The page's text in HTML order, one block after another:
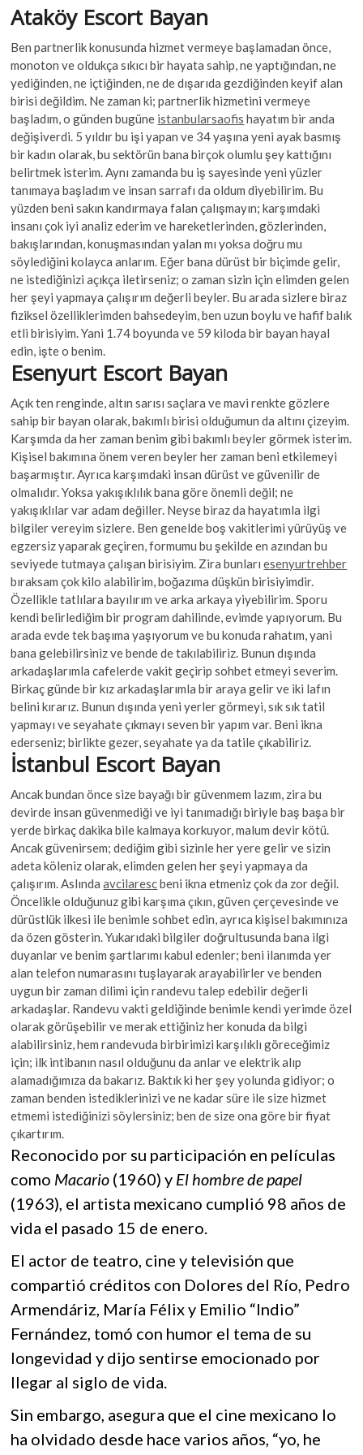
b
o
o
k
er s
A
p
p
Ataköy Escort Bayan
Ben partnerlik konusunda hizmet vermeye başlamadan önce,
monoton ve oldukça sıkıcı bir hayata sahip, ne yaptığından, ne
yediğinden, ne içtiğinden, ne de dışarıda gezdiğinden keyif alan
birisi değildim. Ne zaman ki; partnerlik hizmetini vermeye
başladım, o günden bugüne istanbularsaofis hayatım bir anda
değişiverdi. 5 yıldır bu işi yapan ve 34 yaşına yeni ayak basmış
bir kadın olarak, bu sektörün bana birçok olumlu şey kattığını
belirtmek isterim. Aynı zamanda bu iş sayesinde yeni yüzler
tanımaya başladım ve insan sarrafı da oldum diyebilirim. Bu
yüzden beni sakın kandırmaya falan çalışmayın; karşımdaki
insanı çok iyi analiz ederim ve hareketlerinden, gözlerinden,
bakışlarından, konuşmasından yalan mı yoksa doğru mu
söylediğini kolayca anlarım. Eğer bana dürüst bir biçimde gelir,
ne istediğinizi açıkça iletirseniz; o zaman sizin için elimden gelen
her şeyi yapmaya çalışırım değerli beyler. Bu arada sizlere biraz
fiziksel özelliklerimden bahsedeyim, ben uzun boylu ve hafif balık
etli birisiyim. Yani 1.74 boyunda ve 59 kiloda bir bayan hayal
edin, işte o benim.
Esenyurt Escort Bayan
Açık ten renginde, altın sarısı saçlara ve mavi renkte gözlere
sahip bir bayan olarak, bakımlı birisi olduğumun da altını çizeyim.
Karşımda da her zaman benim gibi bakımlı beyler görmek isterim.
Kişisel bakımına önem veren beyler her zaman beni etkilemeyi
başarmıştır. Ayrıca karşımdaki insan dürüst ve güvenilir de
olmalıdır. Yoksa yakışıklılık bana göre önemli değil; ne
yakışıklılar var adam değiller. Neyse biraz da hayatımla ilgi
bilgiler vereyim sizlere. Ben genelde boş vakitlerimi yürüyüş ve
egzersiz yaparak geçiren, formumu bu şekilde en azından bu
seviyede tutmaya çalışan birisiyim. Zira bunlarıesenyurtrehber
bıraksam çok kilo alabilirim, boğazıma düşkün birisiyimdir.
Özellikle tatlılara bayılırım ve arka arkaya yiyebilirim. Sporu
kendi belirlediğim bir program dahilinde, evimde yapıyorum. Bu
arada evde tek başıma yaşıyorum ve bu konuda rahatım, yani
bana gelebilirsiniz ve bende de takılabiliriz. Bunun dışında
arkadaşlarımla cafelerde vakit geçirip sohbet etmeyi severim.
Birkaç günde bir kız arkadaşlarımla bir araya gelir ve iki lafın
belini kırarız. Bunun dışında yeni yerler görmeyi, sık sık tatil
yapmayı ve seyahate çıkmayı seven bir yapım var. Beni ikna
ederseniz; birlikte gezer, seyahate ya da tatile çıkabiliriz.
İstanbul Escort Bayan
Ancak bundan önce size bayağı bir güvenmem lazım, zira bu
devirde insan güvenmediği ve iyi tanımadığı biriyle baş başa bir
yerde birkaç dakika bile kalmaya korkuyor, malum devir kötü.
Ancak güvenirsem; dediğim gibi sizinle her yere gelir ve sizin
adeta köleniz olarak, elimden gelen her şeyi yapmaya da
çalışırım. Aslındaavcilarescbeni ikna etmeniz çok da zor değil.
Öncelikle olduğunuz gibi karşıma çıkın, güven çerçevesinde ve
dürüstlük ilkesi ile benimle sohbet edin, ayrıca kişisel bakımınıza
da özen gösterin. Yukarıdaki bilgiler doğrultusunda bana ilgi
duyanlar ve benim şartlarımı kabul edenler; beni ilanımda yer
alan telefon numarasını tuşlayarak arayabilirler ve benden
uygun bir zaman dilimi için randevu talep edebilir değerli
arkadaşlar. Randevu vakti geldiğinde benimle kendi yerimde özel
olarak görüşebilir ve merak ettiğiniz her konuda da bilgi
alabilirsiniz, hem randevuda birbirimizi karşılıklı göreceğimiz
için; ilk intibanın nasıl olduğunu da anlar ve elektrik alıp
alamadığımıza da bakarız. Baktık ki her şey yolunda gidiyor; o
zaman benden istediklerinizi ve ne kadar süre ile size hizmet
etmemi istediğinizi söylersiniz; ben de size ona göre bir fiyat
çıkartırım.
Reconocido por su participación en películas
como Macario (1960) y El hombre de papel
(1963), el artista mexicano cumplió 98 años de
vida el pasado 15 de enero.
El actor de teatro, cine y televisión que
compartió créditos con Dolores del Río, Pedro
Armendáriz, María Félix y Emilio “Indio”
Fernández, tomó con humor el tema de su
longevidad y dijo sentirse emocionado por
llegar al siglo de vida.
Sin embargo, asegura que el cine mexicano lo
ha olvidado desde hace varios años, “yo, he